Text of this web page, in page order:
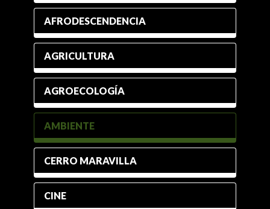
AFRODESCENDENCIA
AGRICULTURA
AGROECOLOGÍA
AMBIENTE
CERRO MARAVILLA
CINE